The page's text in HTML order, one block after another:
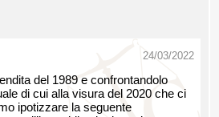
24/03/2022
del 1989 e confrontandolo
di cui alla visura del 2020 che ci
ipotizzare la seguente